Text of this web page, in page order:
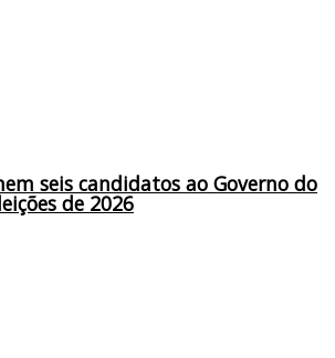
seis candidatos ao Governo do
de 2026